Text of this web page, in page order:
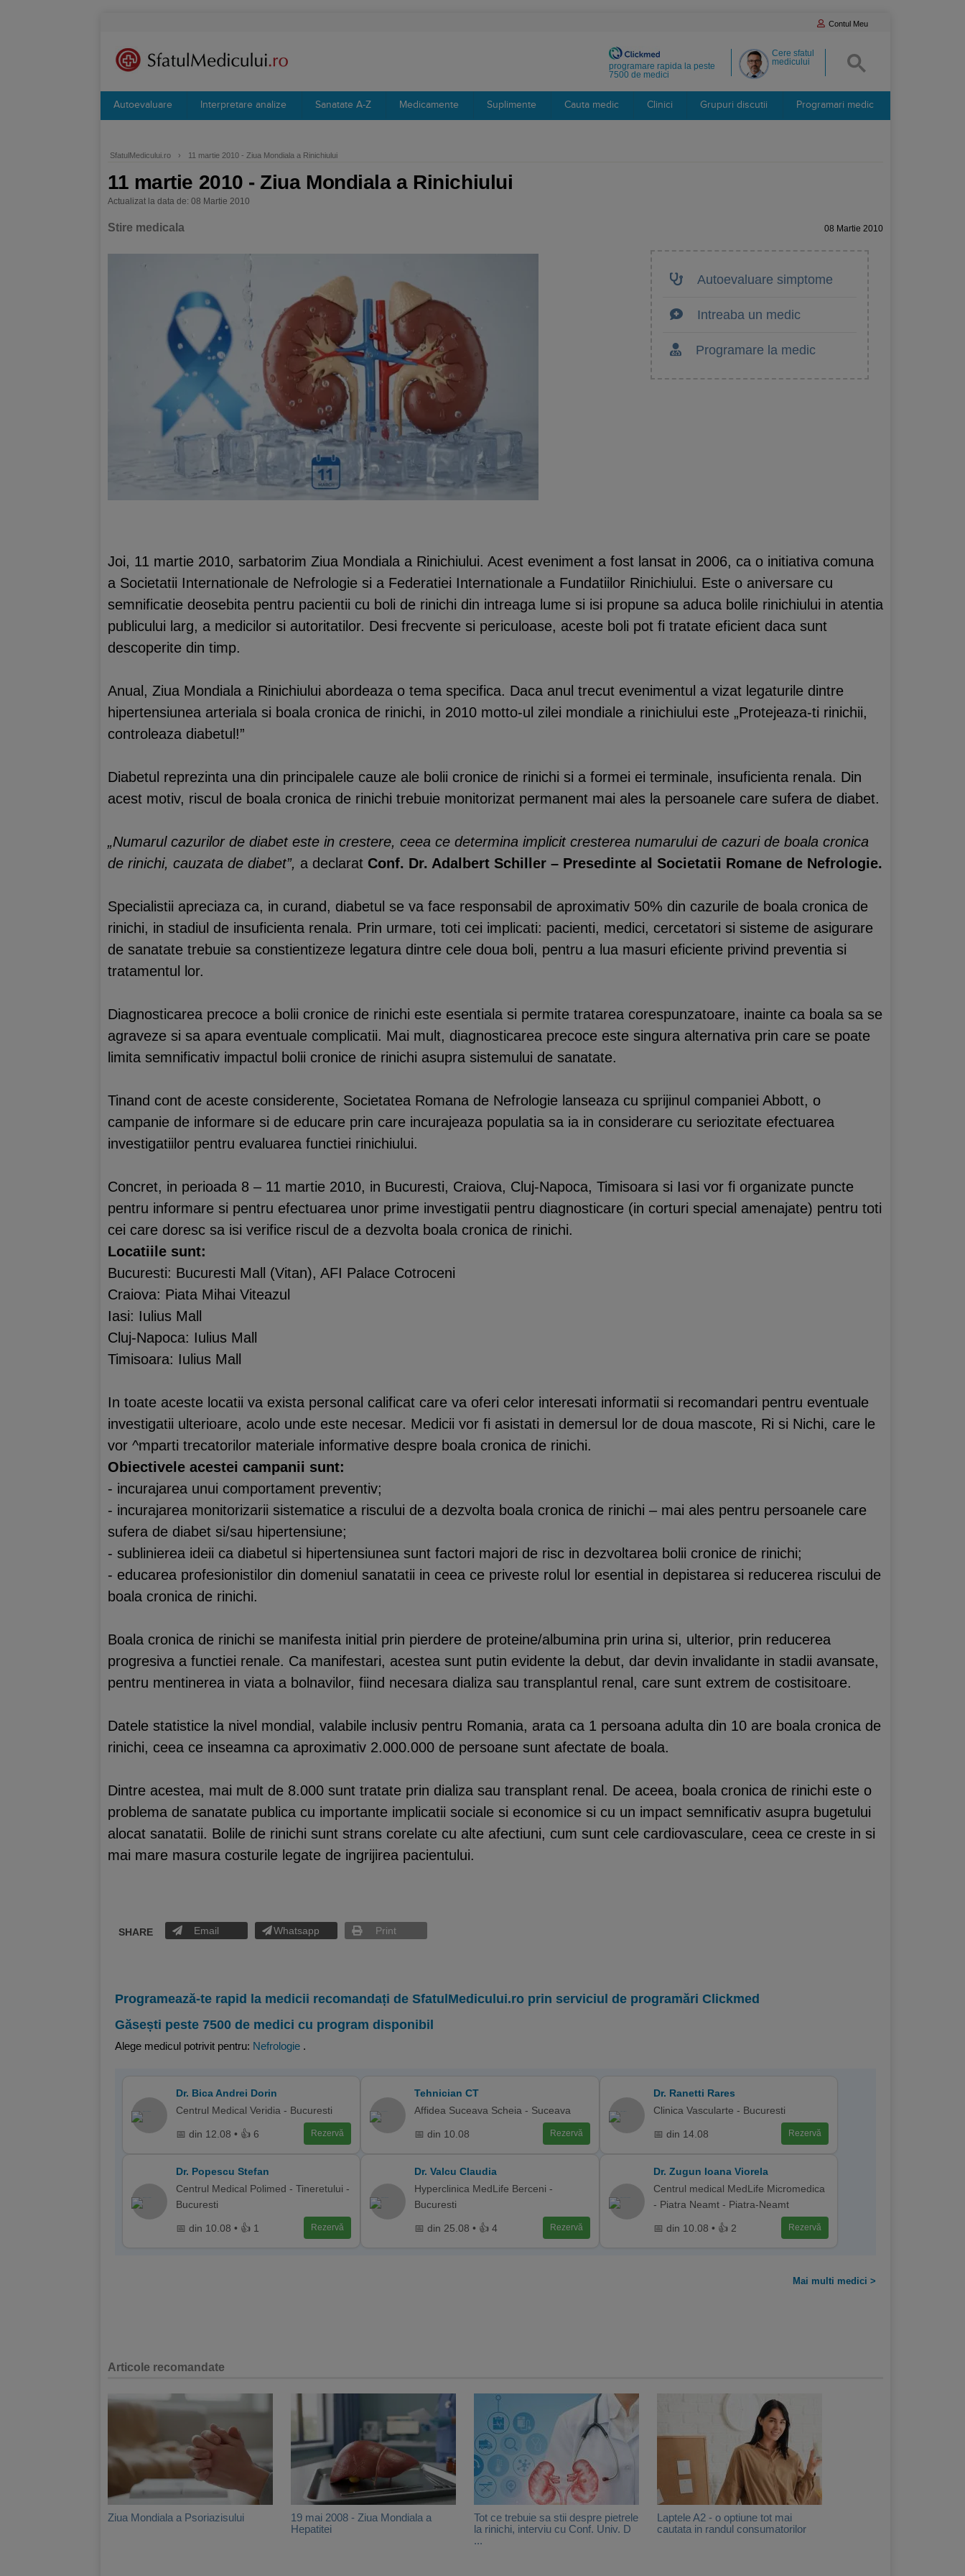
Contul Meu
Cere sfatul
medicului
programare rapida la peste
7500 de medici
Autoevaluare Interpretare analize Sanatate A-Z Medicamente Suplimente Cauta medic Clinici Grupuri discutii Programari medic
SfatulMedicului.ro › 11 martie 2010 - Ziua Mondiala a Rinichiului
11 martie 2010 - Ziua Mondiala a Rinichiului
Actualizat la data de: 08 Martie 2010
Stire medicala 08 Martie 2010
Autoevaluare simptome
Intreaba un medic
Programare la medic
Joi, 11 martie 2010, sarbatorim Ziua Mondiala a Rinichiului. Acest eveniment a fost lansat in 2006, ca o initiativa comuna
a Societatii Internationale de Nefrologie si a Federatiei Internationale a Fundatiilor Rinichiului. Este o aniversare cu
semnificatie deosebita pentru pacientii cu boli de rinichi din intreaga lume si isi propune sa aduca bolile rinichiului in atentia
publicului larg, a medicilor si autoritatilor. Desi frecvente si periculoase, aceste boli pot fi tratate eficient daca sunt
descoperite din timp.
Anual, Ziua Mondiala a Rinichiului abordeaza o tema specifica. Daca anul trecut evenimentul a vizat legaturile dintre
hipertensiunea arteriala si boala cronica de rinichi, in 2010 motto-ul zilei mondiale a rinichiului este „Protejeaza-ti rinichii,
controleaza diabetul!”
Diabetul reprezinta una din principalele cauze ale bolii cronice de rinichi si a formei ei terminale, insuficienta renala. Din
acest motiv, riscul de boala cronica de rinichi trebuie monitorizat permanent mai ales la persoanele care sufera de diabet.
„Numarul cazurilor de diabet este in crestere, ceea ce determina implicit cresterea numarului de cazuri de boala cronica
de rinichi, cauzata de diabet”, a declarat Conf. Dr. Adalbert Schiller – Presedinte al Societatii Romane de Nefrologie.
Specialistii apreciaza ca, in curand, diabetul se va face responsabil de aproximativ 50% din cazurile de boala cronica de
rinichi, in stadiul de insuficienta renala. Prin urmare, toti cei implicati: pacienti, medici, cercetatori si sisteme de asigurare
de sanatate trebuie sa constientizeze legatura dintre cele doua boli, pentru a lua masuri eficiente privind preventia si
tratamentul lor.
Diagnosticarea precoce a bolii cronice de rinichi este esentiala si permite tratarea corespunzatoare, inainte ca boala sa se
agraveze si sa apara eventuale complicatii. Mai mult, diagnosticarea precoce este singura alternativa prin care se poate
limita semnificativ impactul bolii cronice de rinichi asupra sistemului de sanatate.
Tinand cont de aceste considerente, Societatea Romana de Nefrologie lanseaza cu sprijinul companiei Abbott, o
campanie de informare si de educare prin care incurajeaza populatia sa ia in considerare cu seriozitate efectuarea
investigatiilor pentru evaluarea functiei rinichiului.
Concret, in perioada 8 – 11 martie 2010, in Bucuresti, Craiova, Cluj-Napoca, Timisoara si Iasi vor fi organizate puncte
pentru informare si pentru efectuarea unor prime investigatii pentru diagnosticare (in corturi special amenajate) pentru toti
cei care doresc sa isi verifice riscul de a dezvolta boala cronica de rinichi.
Locatiile sunt:
Bucuresti: Bucuresti Mall (Vitan), AFI Palace Cotroceni
Craiova: Piata Mihai Viteazul
Iasi: Iulius Mall
Cluj-Napoca: Iulius Mall
Timisoara: Iulius Mall
In toate aceste locatii va exista personal calificat care va oferi celor interesati informatii si recomandari pentru eventuale
investigatii ulterioare, acolo unde este necesar. Medicii vor fi asistati in demersul lor de doua mascote, Ri si Nichi, care le
vor ^mparti trecatorilor materiale informative despre boala cronica de rinichi.
Obiectivele acestei campanii sunt:
- incurajarea unui comportament preventiv;
- incurajarea monitorizarii sistematice a riscului de a dezvolta boala cronica de rinichi – mai ales pentru persoanele care
sufera de diabet si/sau hipertensiune;
- sublinierea ideii ca diabetul si hipertensiunea sunt factori majori de risc in dezvoltarea bolii cronice de rinichi;
- educarea profesionistilor din domeniul sanatatii in ceea ce priveste rolul lor esential in depistarea si reducerea riscului de
boala cronica de rinichi.
Boala cronica de rinichi se manifesta initial prin pierdere de proteine/albumina prin urina si, ulterior, prin reducerea
progresiva a functiei renale. Ca manifestari, acestea sunt putin evidente la debut, dar devin invalidante in stadii avansate,
pentru mentinerea in viata a bolnavilor, fiind necesara dializa sau transplantul renal, care sunt extrem de costisitoare.
Datele statistice la nivel mondial, valabile inclusiv pentru Romania, arata ca 1 persoana adulta din 10 are boala cronica de
rinichi, ceea ce inseamna ca aproximativ 2.000.000 de persoane sunt afectate de boala.
Dintre acestea, mai mult de 8.000 sunt tratate prin dializa sau transplant renal. De aceea, boala cronica de rinichi este o
problema de sanatate publica cu importante implicatii sociale si economice si cu un impact semnificativ asupra bugetului
alocat sanatatii. Bolile de rinichi sunt strans corelate cu alte afectiuni, cum sunt cele cardiovasculare, ceea ce creste in si
mai mare masura costurile legate de ingrijirea pacientului.
SHARE Email Whatsapp Print
Programează-te rapid la medicii recomandați de SfatulMedicului.ro prin serviciul de programări Clickmed
Găsești peste 7500 de medici cu program disponibil
Alege medicul potrivit pentru: Nefrologie .
Dr. Bica Andrei Dorin
Centrul Medical Veridia - Bucuresti
📅 din 12.08 • 👍 6 Rezervă
Tehnician CT
Affidea Suceava Scheia - Suceava
📅 din 10.08 Rezervă
Dr. Ranetti Rares
Clinica Vascularte - Bucuresti
📅 din 14.08 Rezervă
Dr. Popescu Stefan
Centrul Medical Polimed - Tineretului -
Bucuresti
📅 din 10.08 • 👍 1 Rezervă
Dr. Valcu Claudia
Hyperclinica MedLife Berceni -
Bucuresti
📅 din 25.08 • 👍 4 Rezervă
Dr. Zugun Ioana Viorela
Centrul medical MedLife Micromedica
- Piatra Neamt - Piatra-Neamt
📅 din 10.08 • 👍 2 Rezervă
Mai multi medici >
Articole recomandate
Ziua Mondiala a Psoriazisului
19 mai 2008 - Ziua Mondiala a
Hepatitei
Tot ce trebuie sa stii despre pietrele
la rinichi, interviu cu Conf. Univ. D
...
Laptele A2 - o optiune tot mai
cautata in randul consumatorilor